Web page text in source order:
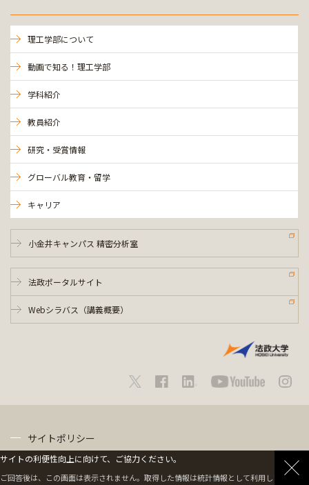
理工学部について
動画で知る！理工学部
学科紹介
教員紹介
研究・受賞情報
グローバル教育・留学
キャリア
小金井キャンパス 精密分析室
法政ポータルサイト
Webシラバス（講義概要）
サイトポリシー
サイトの利便性向上に向けて、ご協力ください。
ご回答後は、この画面は表示されません。取得した情報は統計情報として利用します。